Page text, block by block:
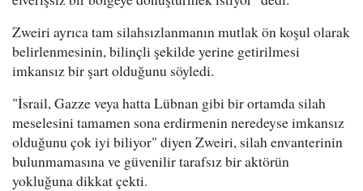
Zweiri ayrıca tam silahsızlanmanın mutlak ön koşul olarak
belirlenmesinin, bilinçli şekilde yerine getirilmesi
imkansız bir şart olduğunu söyledi.
"İsrail, Gazze veya hatta Lübnan gibi bir ortamda silah
meselesini tamamen sona erdirmenin neredeyse imkansız
olduğunu çok iyi biliyor" diyen Zweiri, silah envanterinin
bulunmamasına ve güvenilir tarafsız bir aktörün
yokluğuna dikkat çekti.